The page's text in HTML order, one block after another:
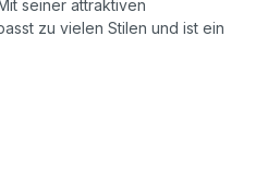
seiner attraktiven
zu vielen Stilen und ist ein